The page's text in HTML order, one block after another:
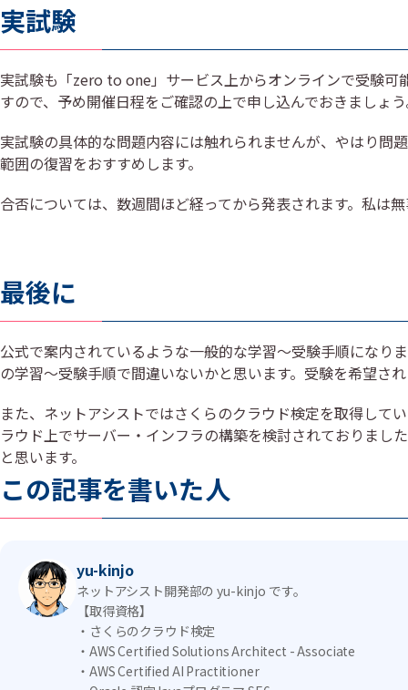
実試験
実試験も「zero to one」サービス上からオンラインで受験
すので、予め開催日程をご確認の上で申し込んでおきましょ
実試験の具体的な問題内容には触れられませんが、やはり問
範囲の復習をおすすめします。
合否については、数週間ほど経ってから発表されます。私は
最後に
公式で案内されているような一般的な学習～受験手順になり
の学習～受験手順で間違いないかと思います。受験を希望さ
また、ネットアシストではさくらのクラウド検定を取得して
ラウド上でサーバー・インフラの構築を検討されておりまし
と思います。
この記事を書いた人
yu-kinjo
ネットアシスト開発部の yu-kinjo です。
【取得資格】
・さくらのクラウド検定
・AWS Certified Solutions Architect - Associate
・AWS Certified AI Practitioner